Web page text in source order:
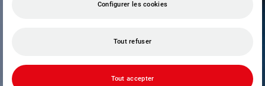
Configurer les cookies
Tout refuser
Tout accepter